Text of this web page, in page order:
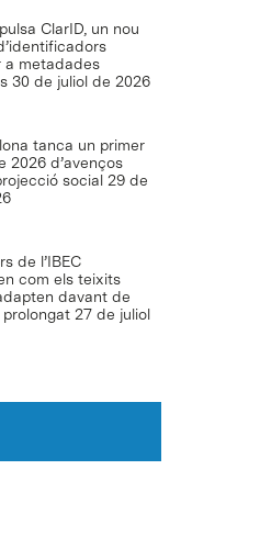
ClarID, un nou
a metadades
30 de juliol de 2026
tanca un primer
2026 d’avenços
social 29 de
de l’IBEC
com els teixits
davant de
prolongat 27 de juliol